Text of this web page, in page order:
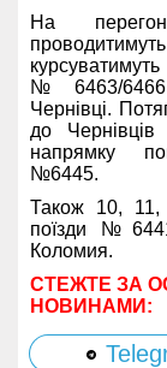
На
№6463/6466
Чернівці.
до
напрямку
№6445.
Також 10, 11,
поїзди
Коломия.
СТЕЖТЕ ЗА
НОВИНАМИ: